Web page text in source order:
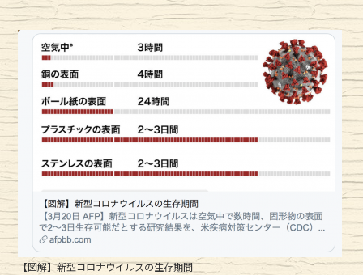
【図解】新型コロナウイルスの生存期間